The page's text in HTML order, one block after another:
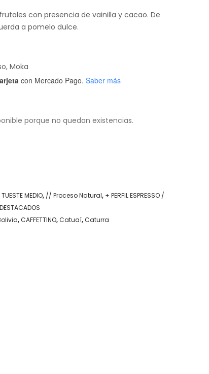
con presencia de vainilla y cacao. De
a pomelo dulce.
Moka
con Mercado Pago. Saber más
porque no quedan existencias.
MEDIO, // Proceso Natural, + PERFIL ESPRESSO /
DESTACADOS
,CAFFETTINO,Catuaí,Caturra